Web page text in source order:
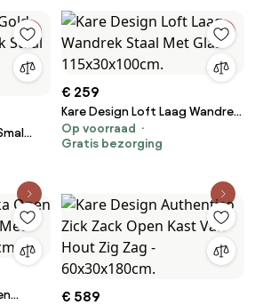
Glas
€ 259
Kare Design Loft Laag Wandrek
Staal Met Glas - 115x30x100cm.
Op voorraad
Gratis bezorging
€ 589